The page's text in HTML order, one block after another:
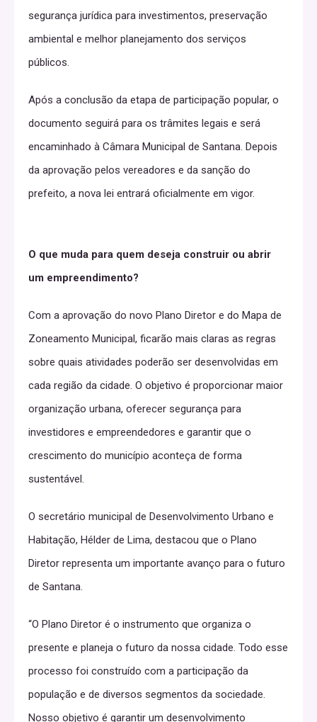
segurança jurídica para investimentos, preservação
ambiental e melhor planejamento dos serviços
públicos.
Após a conclusão da etapa de participação popular, o
documento seguirá para os trâmites legais e será
encaminhado à Câmara Municipal de Santana. Depois
da aprovação pelos vereadores e da sanção do
prefeito, a nova lei entrará oficialmente em vigor.
O que muda para quem deseja construir ou abrir
um empreendimento?
Com a aprovação do novo Plano Diretor e do Mapa de
Zoneamento Municipal, ficarão mais claras as regras
sobre quais atividades poderão ser desenvolvidas em
cada região da cidade. O objetivo é proporcionar maior
organização urbana, oferecer segurança para
investidores e empreendedores e garantir que o
crescimento do município aconteça de forma
sustentável.
O secretário municipal de Desenvolvimento Urbano e
Habitação, Hélder de Lima, destacou que o Plano
Diretor representa um importante avanço para o futuro
de Santana.
“O Plano Diretor é o instrumento que organiza o
presente e planeja o futuro da nossa cidade. Todo esse
processo foi construído com a participação da
população e de diversos segmentos da sociedade.
Nosso objetivo é garantir um desenvolvimento